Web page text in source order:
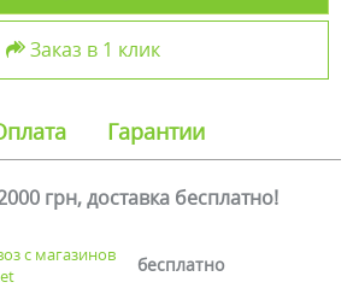
Заказ в 1 клик
Гарантии
грн, доставка бесплатно!
с магазинов
бесплатно